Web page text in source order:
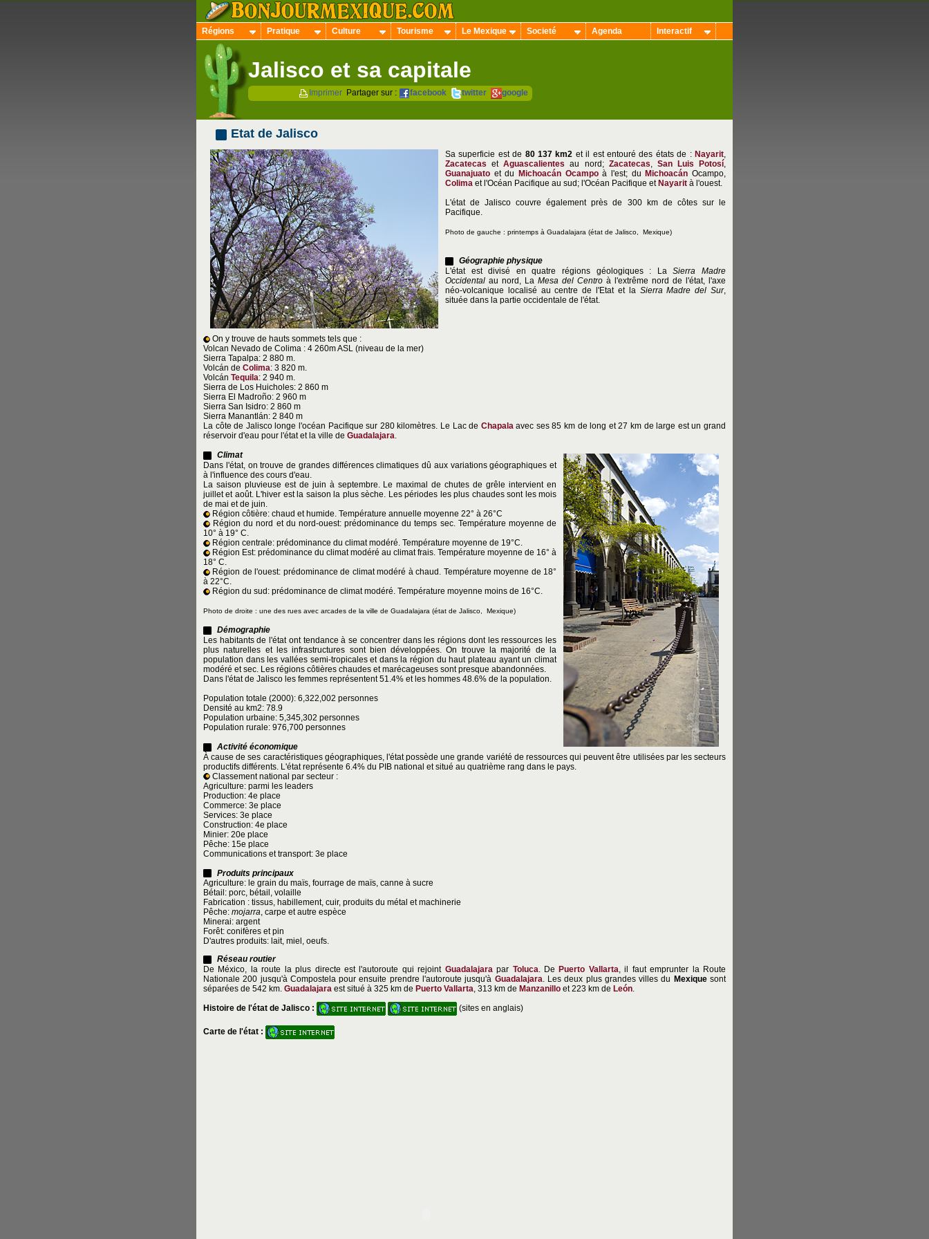
Régions Pratique Culture Tourisme Le Mexique Societé Agenda Interactif
Jalisco et sa capitale
Imprimer Partager sur : facebook twitter google
Etat de Jalisco
Sa superficie est de 80 137 km2 et il est entouré des états de : Nayarit,
Zacatecas etAguascalientes au nord; Zacatecas, San Luis Potosí,
Guanajuato et du Michoacán Ocampoà l'est; du Michoacán Ocampo,
Colima et l'Océan Pacifique au sud; l'Océan Pacifique et Nayarit à l'ouest.
L'état de Jalisco couvre également près de 300 km de côtes sur le
Pacifique.
Photo de gauche : printemps à Guadalajara (état de Jalisco, Mexique)
Géographie physique
L'état est divisé en quatre régions géologiques : LaSierra Madre
Occidental au nord, La Mesa del Centro à l'extrême nord de l'état, l'axe
néo-volcanique localisé au centre de l'Etat et la Sierra Madre del Sur,
située dans la partie occidentale de l'état.
On y trouve de hauts sommets tels que :
Volcan Nevado de Colima : 4 260m ASL (niveau de la mer)
Sierra Tapalpa: 2 880 m.
Volcán de Colima: 3 820 m.
Volcán Tequila: 2 940 m.
Sierra de Los Huicholes: 2 860 m
Sierra El Madroño: 2 960 m
Sierra San Isidro: 2 860 m
Sierra Manantlán: 2 840 m
La côte de Jalisco longe l'océan Pacifique sur 280 kilomètres. Le Lac de Chapalaavec ses 85 km de long et 27 km de large est un grand
réservoir d'eau pour l'état et la ville de Guadalajara.
Climat
Dans l'état, on trouve de grandes différences climatiques dû aux variations géographiques et
à l'influence des cours d'eau.
La saison pluvieuse est de juin à septembre. Le maximal de chutes de grêle intervient en
juillet et août. L'hiver est la saison la plus sèche. Les périodes les plus chaudes sont les mois
de mai et de juin.
Région côtière: chaud et humide. Température annuelle moyenne 22° à 26°C
Région du nord et du nord-ouest: prédominance du temps sec. Température moyenne de
10° à 19° C.
Région centrale: prédominance du climat modéré. Température moyenne de 19°C.
Région Est: prédominance du climat modéré au climat frais. Température moyenne de 16° à
18° C.
Région de l'ouest: prédominance de climat modéré à chaud. Température moyenne de 18°
à 22°C.
Région du sud: prédominance de climat modéré. Température moyenne moins de 16°C.
Photo de droite : une des rues avec arcades de la ville de Guadalajara (état de Jalisco, Mexique)
Démographie
Les habitants de l'état ont tendance à se concentrer dans les régions dont les ressources les
plus naturelles et les infrastructures sont bien développées. On trouve la majorité de la
population dans les vallées semi-tropicales et dans la région du haut plateau ayant un climat
modéré et sec. Les régions côtières chaudes et marécageuses sont presque abandonnées.
Dans l'état de Jalisco les femmes représentent 51.4% et les hommes 48.6% de la population.
Population totale (2000): 6,322,002 personnes
Densité au km2: 78.9
Population urbaine: 5,345,302 personnes
Population rurale: 976,700 personnes
Activité économique
À cause de ses caractéristiques géographiques, l'état possède une grande variété de ressources qui peuvent être utilisées par les secteurs
productifs différents. L'état représente 6.4% du PIB national et situé au quatrième rang dans le pays.
Classement national par secteur :
Agriculture: parmi les leaders
Production: 4e place
Commerce: 3e place
Services: 3e place
Construction: 4e place
Minier: 20e place
Pêche: 15e place
Communications et transport: 3e place
Produits principaux
Agriculture: le grain du maïs, fourrage de maïs, canne à sucre
Bétail: porc, bétail, volaille
Fabrication : tissus, habillement, cuir, produits du métal et machinerie
Pêche: mojarra, carpe et autre espèce
Minerai: argent
Forêt: conifères et pin
D'autres produits: lait, miel, oeufs.
Réseau routier
De México, la route la plus directe est l'autoroute qui rejoint Guadalajarapar Toluca. De Puerto Vallarta, il faut emprunter la Route
Nationale 200 jusqu'à Compostela pour ensuite prendre l'autoroute jusqu'à Guadalajara. Les deux plus grandes villes du Mexiquesont
séparées de 542 km. Guadalajara est situé à 325 km de Puerto Vallarta, 313 km de Manzanillo et 223 km de León.
Histoire de l'état de Jalisco : (sites en anglais)
Carte de l'état :